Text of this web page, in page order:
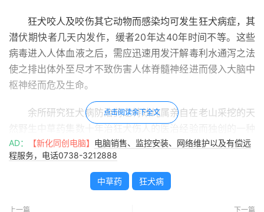
狂犬咬人及咬伤其它动物而感染均可发生狂犬病症，其
潜伏期快者几天内发作，缓者20年达40年时间不等。这些
病毒进入人体血液之后，需应迅速用发汗解毒利水通泻之法
使之排出体外至尽才不致伤害人体脊髓神经进而侵入大脑中
枢神经而危及生命。
余所研究狂犬病防治药之特效纯属亲自在老山采挖的天
粉药，合剂胶药简单方便疗效准确无误，一般只要服六天为
一个疗程之久便可确保无虞，且无任何不良的副作用。
现举几例如下：
点击阅读余下全文
AD： 【新化同创电脑】 电脑销售、监控安装、网络维护以及有偿远
程服务，电话0738-3212888
中草药 狂犬病
上一篇 下一篇